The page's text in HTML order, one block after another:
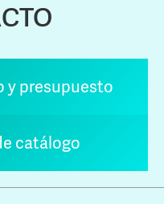
y presupuesto
catálogo